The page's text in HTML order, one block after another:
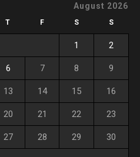
August 2026
T F S S
1 2
6 7 8 9
13 14 15 16
20 21 22 23
27 28 29 30